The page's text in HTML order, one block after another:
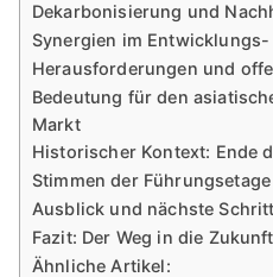
Dekarbonisierung und
Synergien im
Herausforderungen und
Bedeutung für den
Markt
Historischer Kontext: Ende
Stimmen der Führungsetage
Ausblick und nächste
Fazit: Der Weg in die
Ähnliche Artikel: